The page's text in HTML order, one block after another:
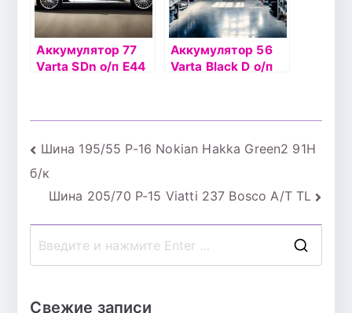
Аккумулятор 77
Varta SDn о/п E44
Аккумулятор 56
Varta Black D о/п
Навигация
по
записям
Шина 195/55 Р-16 Nokian Hakka Green2 91H
б/к
Шина 205/70 Р-15 Viatti 237 Bosco A/T TL
Свежие записи